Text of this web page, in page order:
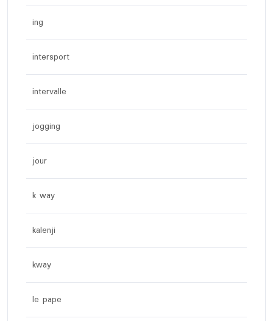
ing
intersport
intervalle
jogging
jour
k way
kalenji
kway
le pape